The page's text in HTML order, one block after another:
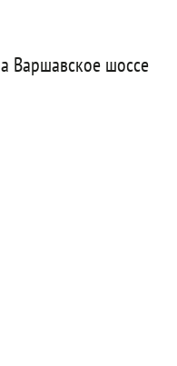
Варшавское шоссе